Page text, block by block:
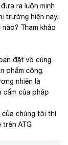
ra luôn minh
trường hiện nay.
Tham khảo
đặt vô cùng
phẩm công,
nhiên là
cấm của pháp
của chúng tôi thì
trên ATG